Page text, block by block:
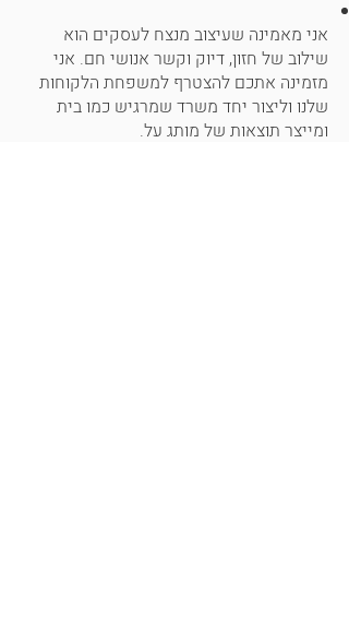
אני מאמינה שעיצוב מנצח לעסקים הוא
שילוב של חזון, דיוק וקשר אנושי חם. אני
מזמינה אתכם להצטרף למשפחת הלקוחות
שלנו וליצור יחד משרד שמרגיש כמו בית
ומייצר תוצאות של מותג על.